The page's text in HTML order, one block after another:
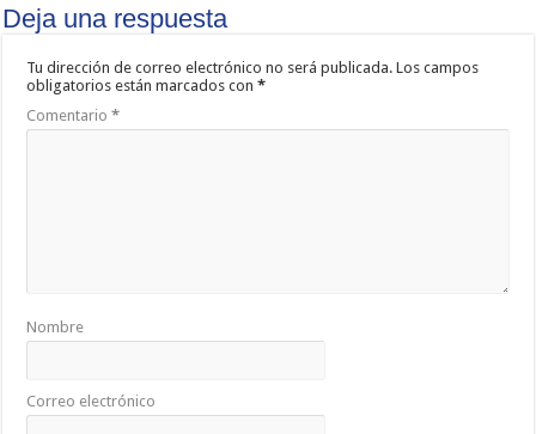
Deja una respuesta
Tu dirección de correo electrónico no será publicada. Los campos
obligatorios están marcados con*
Comentario*
Nombre
Correo electrónico